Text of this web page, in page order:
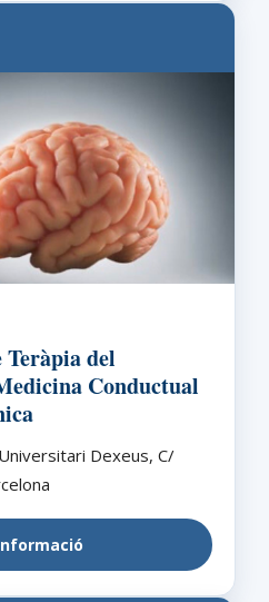
del
Conductual
Dexeus, C/